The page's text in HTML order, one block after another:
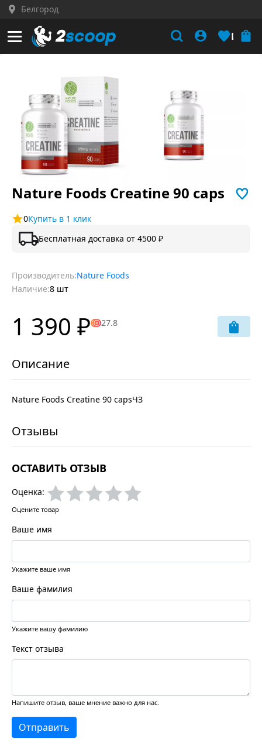
Белгород
Кабинет
Nature Foods Creatine 90 caps
0
Купить в 1 клик
Бесплатная доставка от 4500 ₽
Производитель:Nature Foods
Наличие:8 шт
1 390 ₽ 27.8
Nature Foods Creatine 90 capsЧЗ
ОСТАВИТЬ ОТЗЫВ
Оценка:
Оцените товар
Ваше имя
Укажите ваше имя
Ваше фамилия
Укажите вашу фамилию
Текст отзыва
Напишите отзыв, ваше мнение важно для нас.
Отправить